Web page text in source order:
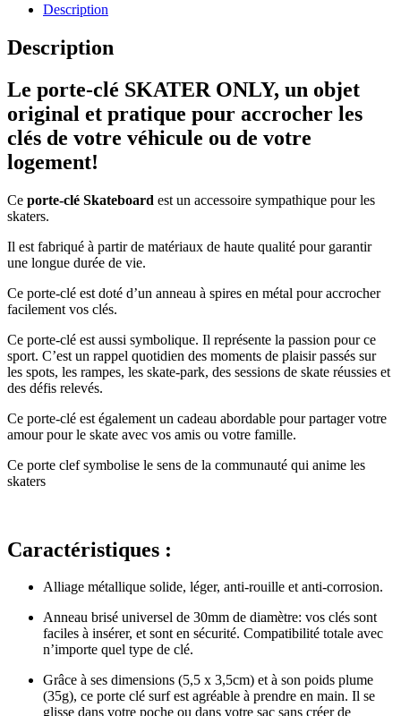
Description
Description
Le porte-clé SKATER ONLY, un objet
original et pratique pour accrocher les
clés de votre véhicule ou de votre
logement!
Ce porte-clé Skateboard est un accessoire sympathique pour les
skaters.
Il est fabriqué à partir de matériaux de haute qualité pour garantir
une longue durée de vie.
Ce porte-clé est doté d’un anneau à spires en métal pour accrocher
facilement vos clés.
Ce porte-clé est aussi symbolique. Il représente la passion pour ce
sport. C’est un rappel quotidien des moments de plaisir passés sur
les spots, les rampes, les skate-park, des sessions de skate réussies et
des défis relevés.
Ce porte-clé est également un cadeau abordable pour partager votre
amour pour le skate avec vos amis ou votre famille.
Ce porte clef symbolise le sens de la communauté qui anime les
skaters
Caractéristiques :
Alliage métallique solide, léger, anti-rouille et anti-corrosion.
Anneau brisé universel de 30mm de diamètre: vos clés sont
faciles à insérer, et sont en sécurité. Compatibilité totale avec
n’importe quel type de clé.
Grâce à ses dimensions (5,5 x 3,5cm) et à son poids plume
(35g), ce porte clé surf est agréable à prendre en main. Il se
glisse dans votre poche ou dans votre sac sans créer de